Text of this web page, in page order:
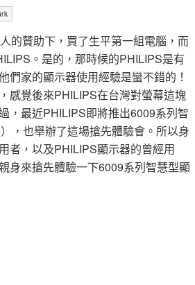
的贊助下，買了生平第一組電腦，而
。是的，那時候的PHILIPS是有
們家的顯示器使用經驗是蠻不錯的！
感覺後來PHILIPS在台灣對螢幕這塊
，最近PHILIPS即將推出6009系列智
，也舉辦了這場搶先體驗會。所以身
者，以及PHILIPS顯示器的曾經用
身來搶先體驗一下6009系列智慧型顯